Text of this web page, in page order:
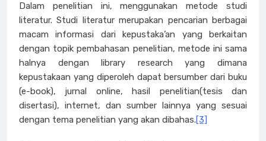
Dalam penelitian ini, menggunakan metode studi
literatur. Studi literatur merupakan pencarian berbagai
macam informasi dari kepustaka’an yang berkaitan
dengan topik pembahasan penelitian, metode ini sama
halnya dengan library research yang dimana
kepustakaan yang diperoleh dapat bersumber dari buku
(e-book), jurnal online, hasil penelitian(tesis dan
disertasi), internet, dan sumber lainnya yang sesuai
dengan tema penelitian yang akan dibahas.[3]